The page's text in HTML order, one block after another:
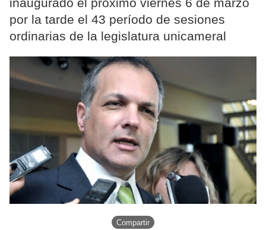
inaugurado el próximo viernes 6 de marzo
por la tarde el 43 período de sesiones
ordinarias de la legislatura unicameral
Compartir